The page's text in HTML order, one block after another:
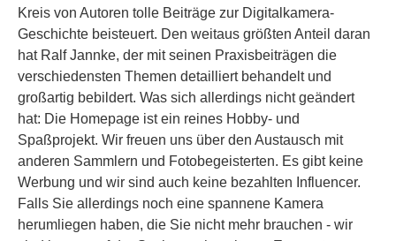
Kreis von Autoren tolle Beiträge zur Digitalkamera-
Geschichte beisteuert. Den weitaus größten Anteil daran
hat Ralf Jannke, der mit seinen Praxisbeiträgen die
verschiedensten Themen detailliert behandelt und
großartig bebildert. Was sich allerdings nicht geändert
hat: Die Homepage ist ein reines Hobby- und
Spaßprojekt. Wir freuen uns über den Austausch mit
anderen Sammlern und Fotobegeisterten. Es gibt keine
Werbung und wir sind auch keine bezahlten Influencer.
Falls Sie allerdings noch eine spannene Kamera
herumliegen haben, die Sie nicht mehr brauchen - wir